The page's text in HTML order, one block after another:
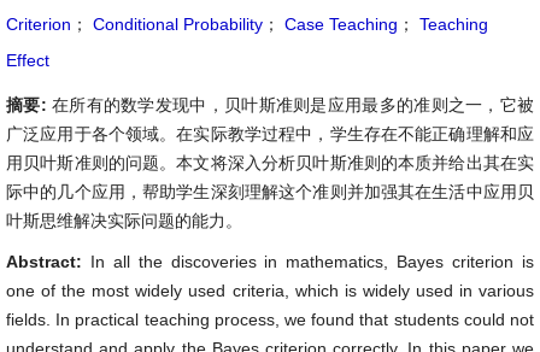
Criterion ； Conditional Probability ； Case Teaching ；
Teaching
Effect
摘要: 在所有的数学发现中，贝叶斯准则是应用最多的准则之一，它被
广泛应用于各个领域。在实际教学过程中，学生存在不能正确理解和应
用贝叶斯准则的问题。本文将深入分析贝叶斯准则的本质并给出其在实
际中的几个应用，帮助学生深刻理解这个准则并加强其在生活中应用贝
叶斯思维解决实际问题的能力。
Abstract: In all the discoveries in mathematics, Bayes criterion is
one of the most widely used criteria, which is widely used in various
fields. In practical teaching process, we found that students could not